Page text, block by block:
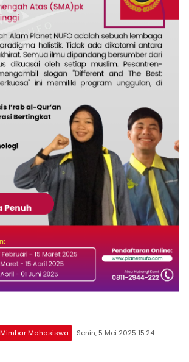
Mimbar Mahasiswa Senin, 5 Mei 2025 15:24